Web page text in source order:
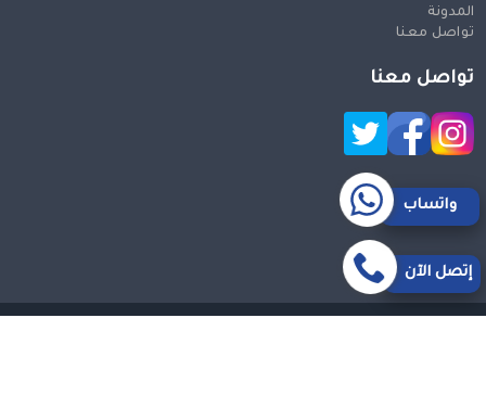
المدونة
تواصل معنا
تواصل معنا
إتصل الآن
واتساب